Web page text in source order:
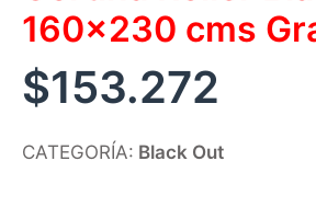
160×230 cms
$153.272
CATEGORÍA: Black Out